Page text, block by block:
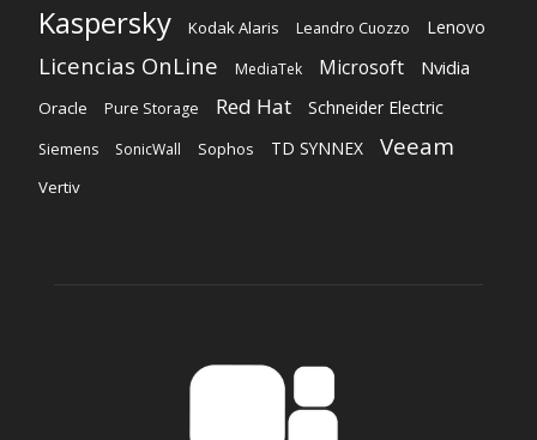
Kaspersky Kodak Alaris Leandro Cuozzo Lenovo
Licencias OnLine MediaTek Microsoft Nvidia
Oracle Pure Storage Red Hat Schneider Electric
Siemens SonicWall Sophos TD SYNNEX Veeam
Vertiv